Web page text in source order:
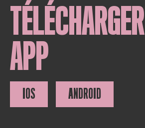
TÉLÉCHARGER
APP
IOS ANDROID